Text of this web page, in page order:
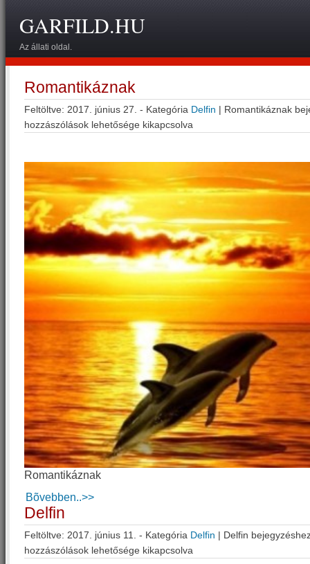
GARFILD.HU
Az állati oldal.
Romantikáznak
Feltöltve: 2017. június 27. - Kategória Delfin | Romantikáznak
hozzászólások lehetősége kikapcsolva
Romantikáznak
Bõvebben..>>
Delfin
Feltöltve: 2017. június 11. - Kategória Delfin | Delfin
hozzászólások lehetősége kikapcsolva